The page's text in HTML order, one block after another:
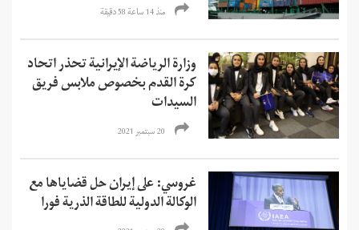
منذ 14 ساعة 58 دقیقة
وزارة الرياضة الإيرانية تحذر اتحاد
كرة القدم بخصوص ملابس فريق
السيدات
20 سبتمبر 2021
غروسي: على إيران حل قضاياها مع
الوكالة الدولية للطاقة الذرية فورا